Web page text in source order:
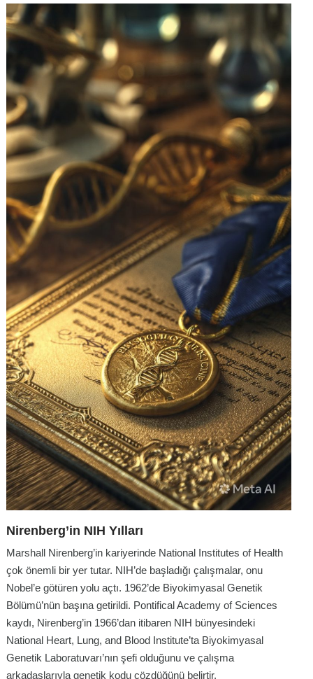
Nirenberg’in NIH Yılları
Marshall Nirenberg’in kariyerinde National Institutes of Health
çok önemli bir yer tutar. NIH’de başladığı çalışmalar, onu
Nobel’e götüren yolu açtı. 1962’de Biyokimyasal Genetik
Bölümü’nün başına getirildi. Pontifical Academy of Sciences
kaydı, Nirenberg’in 1966’dan itibaren NIH bünyesindeki
National Heart, Lung, and Blood Institute’ta Biyokimyasal
Genetik Laboratuvarı’nın şefi olduğunu ve çalışma
arkadaşlarıyla genetik kodu çözdüğünü belirtir.